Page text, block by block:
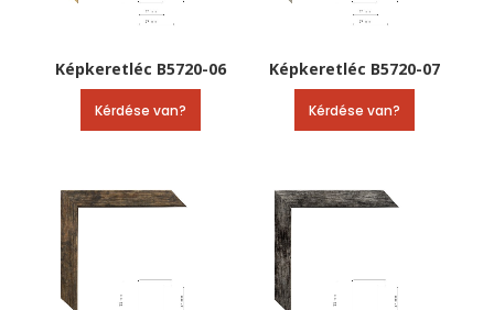
Képkeretléc B5720-06
Kérdése van?
Képkeretléc B5720-07
Kérdése van?